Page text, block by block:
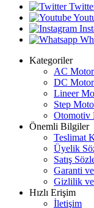
Kategoriler
AC
DC
Lineer
Step
Otomotiv
Önemli Bilgiler
Teslimat
Üyelik
Satış
Garanti
Gizlilik
Hızlı Erişim
İletişim